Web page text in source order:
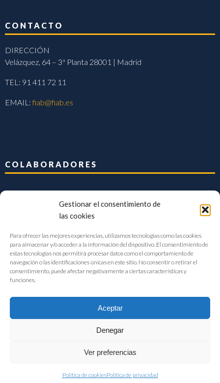
Gestionar el consentimiento de
las cookies
Para ofrecer las mejores experiencias, utilizamos tecnologías como las cookies
para almacenar y/o acceder a la información del dispositivo. El consentimiento de
estas tecnologías nos permitirá procesar datos como el comportamiento de
navegación o las identificaciones únicas en este sitio. No consentir o retirar el
consentimiento, puede afectar negativamente a ciertas características y
funciones.
Aceptar
Denegar
Ver preferencias
Política de cookiesPolítica de privacidad
CONTACTO
DIRECCIÓN
Velázquez, 64 – 3ª Planta 28001 | Madrid
TEL: 91 411 72 11
EMAIL:fiab@fiab.es
COLABORADORES
FIAB Federación Española de Industrias de la Alimentación y Bebidas